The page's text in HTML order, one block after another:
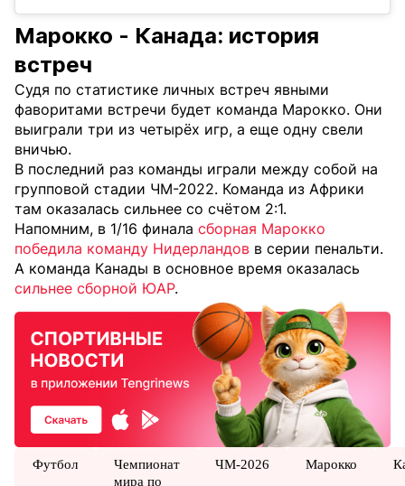
Марокко - Канада: история
встреч
Судя по статистике личных встреч явными
фаворитами встречи будет команда Марокко. Они
выиграли три из четырёх игр, а еще одну свели
вничью.
В последний раз команды играли между собой на
групповой стадии ЧМ-2022. Команда из Африки
там оказалась сильнее со счётом 2:1.
Напомним, в 1/16 финала сборная Марокко
победила команду Нидерландов в серии пенальти.
А команда Канады в основное время оказалась
сильнее сборной ЮАР.
Футбол
Чемпионат
мира по
ЧМ-2026 Марокко